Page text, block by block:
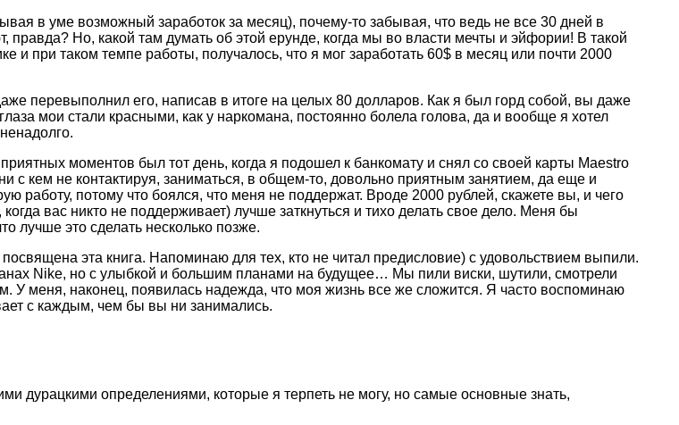
в уме возможный заработок за месяц), почему-то забывая, что ведь не все 30 дней в
Но, какой там думать об этой ерунде, когда мы во власти мечты и эйфории! В такой
при таком темпе работы, получалось, что я мог заработать 60$ в месяц или почти 2000
перевыполнил его, написав в итоге на целых 80 долларов. Как я был горд собой, вы даже
мои стали красными, как у наркомана, постоянно болела голова, да и вообще я хотел
моментов был тот день, когда я подошел к банкомату и снял со своей карты Maestro
с кем не контактируя, заниматься, в общем-то, довольно приятным занятием, да еще и
работу, потому что боялся, что меня не поддержат. Вроде 2000 рублей, скажете вы, и чего
вас никто не поддерживает) лучше заткнуться и тихо делать свое дело. Меня бы
лучше это сделать несколько позже.
эта книга. Напоминаю для тех, кто не читал предисловие) с удовольствием выпили.
Nike, но с улыбкой и большим планами на будущее… Мы пили виски, шутили, смотрели
У меня, наконец, появилась надежда, что моя жизнь все же сложится. Я часто воспоминаю
с каждым, чем бы вы ни занимались.
дурацкими определениями, которые я терпеть не могу, но самые основные знать,